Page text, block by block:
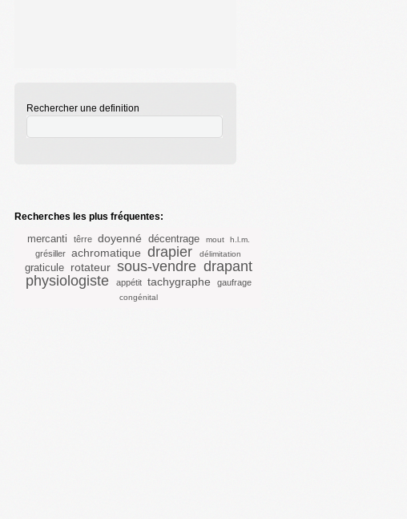
Rechercher une definition
Recherches les plus fréquentes:
mercanti têrre doyenné décentrage mout h.l.m.
grésiller achromatique drapier délimitation
graticule rotateur sous-vendre drapant
physiologiste
appétit tachygraphe gaufrage
congénital